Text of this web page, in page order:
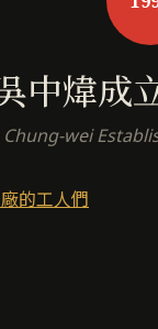
中煒成
Chung-wei
的工人們